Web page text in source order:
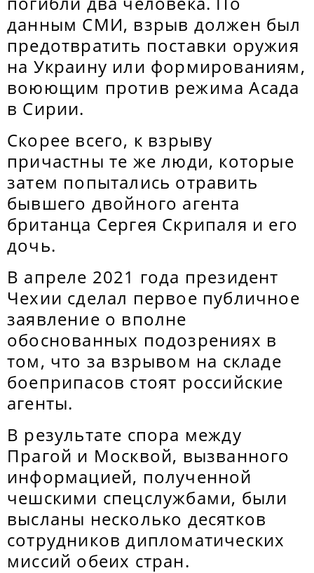
данным СМИ, взрыв должен был
предотвратить поставки оружия
на Украину или формированиям,
воюющим против режима Асада
в Сирии.
Скорее всего, к взрыву
причастны те же люди, которые
затем попытались отравить
бывшего двойного агента
британца Сергея Скрипаля и его
дочь.
В апреле 2021 года президент
Чехии сделал первое публичное
заявление о вполне
обоснованных подозрениях в
том, что за взрывом на складе
боеприпасов стоят российские
агенты.
В результате спора между
Прагой и Москвой, вызванного
информацией, полученной
чешскими спецслужбами, были
высланы несколько десятков
сотрудников дипломатических
миссий обеих стран.